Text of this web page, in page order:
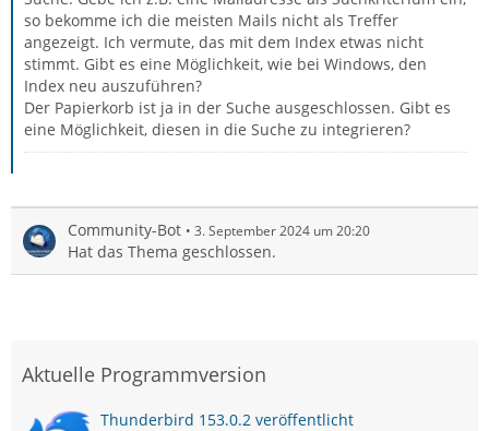
so bekomme ich die meisten Mails nicht als Treffer
angezeigt. Ich vermute, das mit dem Index etwas nicht
stimmt. Gibt es eine Möglichkeit, wie bei Windows, den
Index neu auszuführen?
Der Papierkorb ist ja in der Suche ausgeschlossen. Gibt es
eine Möglichkeit, diesen in die Suche zu integrieren?
Community-Bot 3. September 2024 um 20:20
Hat das Thema geschlossen.
Aktuelle Programmversion
Thunderbird 153.0.2 veröffentlicht